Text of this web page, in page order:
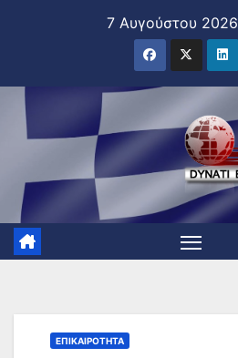
7 Αυγούστου 2026
ΕΠΙΚΑΙΡΌΤΗΤΑ